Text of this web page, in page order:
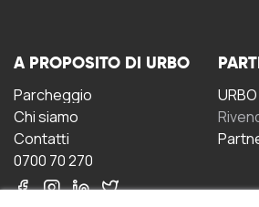
A PROPOSITO DI URBO
Parcheggio
Chi siamo
Contatti
0700 70 270